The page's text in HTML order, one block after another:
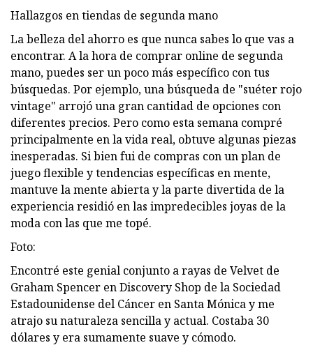
Hallazgos en tiendas de segunda mano
La belleza del ahorro es que nunca sabes lo que vas a
encontrar. A la hora de comprar online de segunda
mano, puedes ser un poco más específico con tus
búsquedas. Por ejemplo, una búsqueda de "suéter rojo
vintage" arrojó una gran cantidad de opciones con
diferentes precios. Pero como esta semana compré
principalmente en la vida real, obtuve algunas piezas
inesperadas. Si bien fui de compras con un plan de
juego flexible y tendencias específicas en mente,
mantuve la mente abierta y la parte divertida de la
experiencia residió en las impredecibles joyas de la
moda con las que me topé.
Foto:
Encontré este genial conjunto a rayas de Velvet de
Graham Spencer en Discovery Shop de la Sociedad
Estadounidense del Cáncer en Santa Mónica y me
atrajo su naturaleza sencilla y actual. Costaba 30
dólares y era sumamente suave y cómodo.